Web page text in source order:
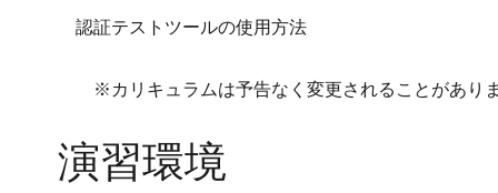
認証テストツールの使用方法
※カリキュラムは予告なく変更されることがありま
演習環境